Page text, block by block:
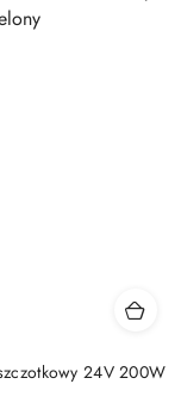
24V 200W